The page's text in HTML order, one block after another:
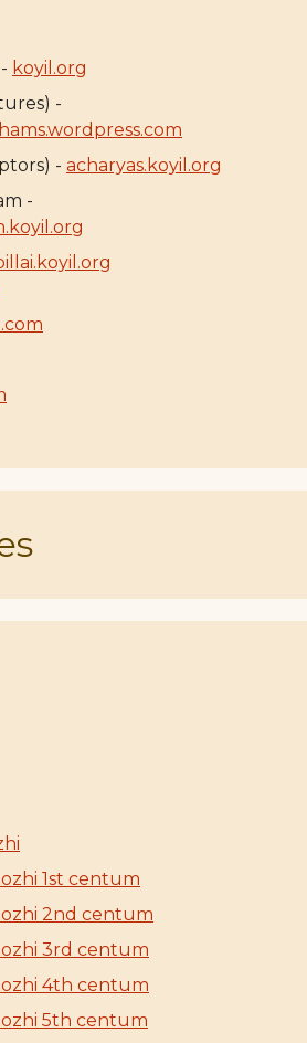
koyil.org
-
- acharyas.koyil.org
-
1st centum
2nd centum
3rd centum
4th centum
5th centum